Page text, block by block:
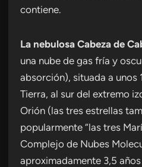
contiene.
La nebulosa Cabeza de
una nube de gas fría y
absorción), situada a unos
Tierra, al sur del extremo
Orión (las tres estrellas
popularmente “las tres
Complejo de Nubes
aproximadamente 3,5